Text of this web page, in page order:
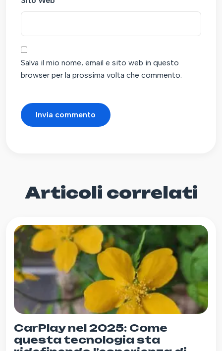
Salva il mio nome, email e sito web in questo
browser per la prossima volta che commento.
Articoli correlati
CarPlay nel 2025: Come
questa tecnologia sta